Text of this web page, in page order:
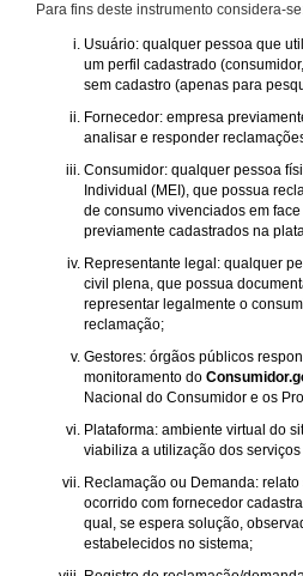
Para fins deste instrumento considera-
Usuário: qualquer pessoa que
um perfil cadastrado
sem cadastro (apenas para
Fornecedor: empresa
analisar e responder
Consumidor: qualquer pessoa
Individual (MEI), que possua
de consumo vivenciados em
previamente cadastrados na
Representante legal: qualquer
civil plena, que possua
representar legalmente o
reclamação;
Gestores: órgãos públicos
monitoramento do
Nacional do Consumidor e os
Plataforma: ambiente virtual do
viabiliza a utilização dos
Reclamação ou Demanda:
ocorrido com fornecedor
qual, se espera solução,
estabelecidos no sistema;